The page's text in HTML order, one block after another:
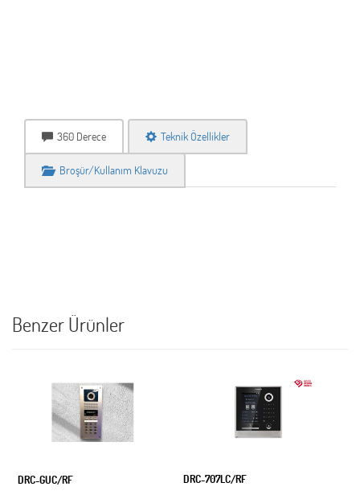
360 Derece Teknik Özellikler
Broşür/Kullanım Klavuzu
Benzer Ürünler
DRC-GUC/RF DRC-707LC/RF